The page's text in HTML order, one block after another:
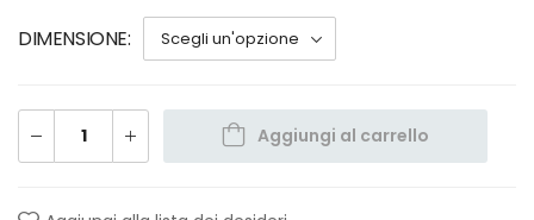
DIMENSIONE
Aggiungi al carrello